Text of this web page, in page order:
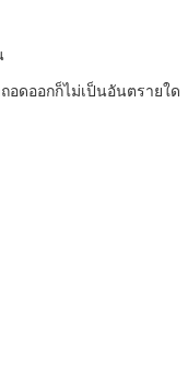
ดออกก็ไม่เป็นอันตรายใด